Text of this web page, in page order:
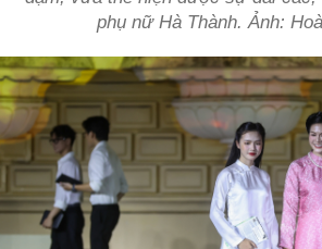
phụ nữ Hà Thành. Ảnh: